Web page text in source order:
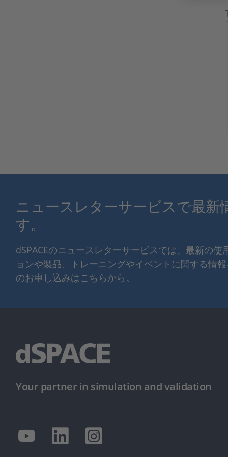
ニュースレターサービスで最新
す。
dSPACEのニュースレターサービスでは、最新の
ョンや製品、トレーニングやイベントに関する情
のお申し込みはこちらから。
Your partner in simulation and validation